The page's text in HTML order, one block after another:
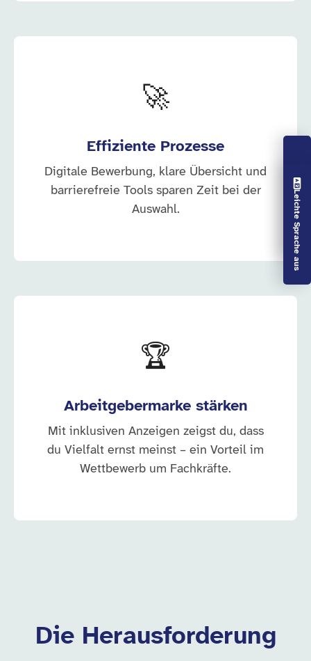
Vorlesen aus
Leichte Sprache aus
🚀
Effiziente Prozesse
Digitale Bewerbung, klare Übersicht und
barrierefreie Tools sparen Zeit bei der
Auswahl.
🏆
Arbeitgebermarke stärken
Mit inklusiven Anzeigen zeigst du, dass
du Vielfalt ernst meinst – ein Vorteil im
Wettbewerb um Fachkräfte.
Die Herausforderung